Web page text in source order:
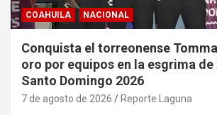
COAHUILA NACIONAL
Conquista el torreonense
oro por equipos en la esgrima de
Santo Domingo 2026
7 de agosto de 2026 Reporte Laguna